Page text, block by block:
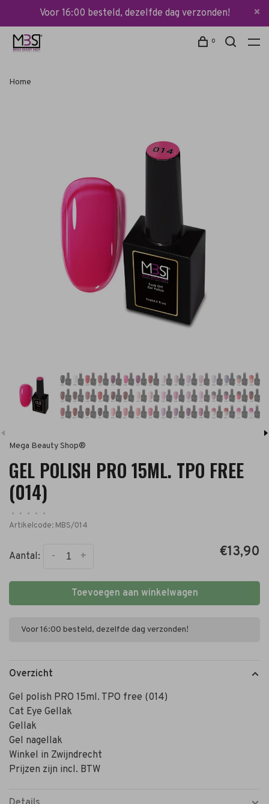
Voor 16:00 besteld, dezelfde dag verzonden!
0
Home
Mega Beauty Shop®
GEL POLISH PRO 15ML. TPO FREE
(014)
• • • •
•
Artikelcode: MBS/014
Aantal: +
- €13,90
Toevoegen aan winkelwagen
Voor 16:00 besteld, dezelfde dag verzonden!
Overzicht
Gel polish PRO 15ml. TPO free (014)
Cat Eye Gellak
Gellak
Gel nagellak
Winkel in Zwijndrecht
Prijzen zijn incl. BTW